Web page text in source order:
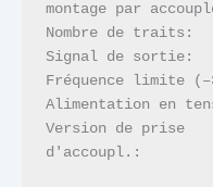
montage par
Nombre de traits:
Signal de sortie:
Fréquence limite
Alimentation en
Version de prise
d'accoupl.: